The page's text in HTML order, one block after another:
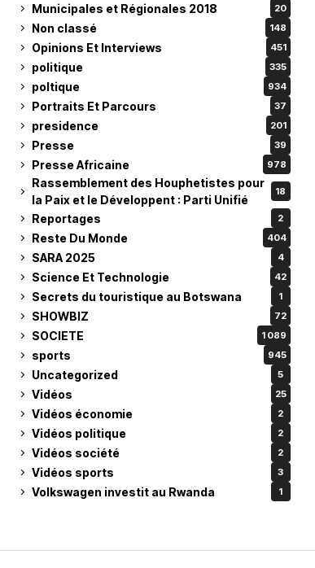
Municipales et Régionales 2018 20
Non classé 148
Opinions Et Interviews 451
politique 335
poltique 934
Portraits Et Parcours 37
presidence 201
Presse 39
Presse Africaine 978
Rassemblement des Houphetistes pour
la Paix et le Développent : Parti Unifié
18
Reportages 2
Reste Du Monde 404
SARA 2025 4
Science Et Technologie 42
Secrets du touristique au Botswana 1
SHOWBIZ 72
SOCIETE 1 089
sports 945
Uncategorized 5
Vidéos 25
Vidéos économie 2
Vidéos politique 2
Vidéos société 2
Vidéos sports 3
Volkswagen investit au Rwanda 1